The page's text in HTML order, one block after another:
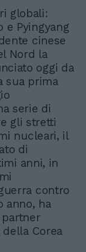
globali:
e Pyingyang
cinese
Nord la
oggi da
sua prima
serie di
gli stretti
nucleari, il
di
anni, in
contro
anno, ha
Corea